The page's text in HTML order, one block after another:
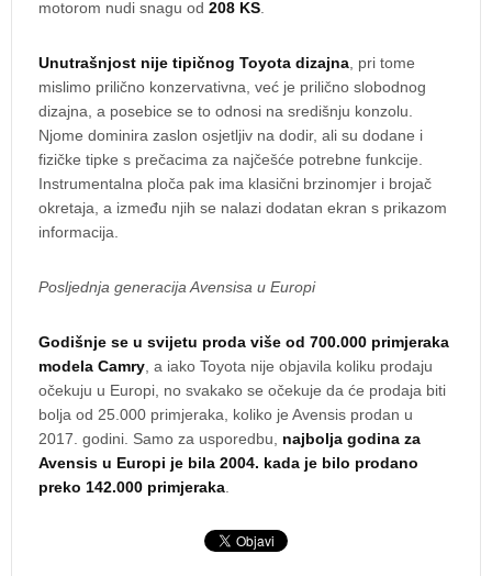
motorom nudi snagu od 208 KS
Unutrašnjost nije tipičnog Toyota dizajna , pri tome
mislimo prilično konzervativna, već je prilično slobodnog
dizajna, a posebice se to odnosi na središnju konzolu.
Njome dominira zaslon osjetljiv na dodir, ali su dodane i
fizičke tipke s prečacima za najčešće potrebne funkcije.
Instrumentalna ploča pak ima klasični brzinomjer i brojač
okretaja, a između njih se nalazi dodatan ekran s prikazom
informacija.
Posljednja generacija Avensisa u Europi
Godišnje se u svijetu proda više od 700.000 primjeraka
modela Camry , a iako Toyota nije objavila koliku prodaju
očekuju u Europi, no svakako se očekuje da će prodaja biti
bolja od 25.000 primjeraka, koliko je Avensis prodan u
2017. godini. Samo za usporedbu, najbolja godina za
Avensis u Europi je bila 2004. kada je bilo prodano
preko 142.000 primjeraka